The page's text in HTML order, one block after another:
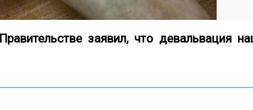
заявил, что девальвация